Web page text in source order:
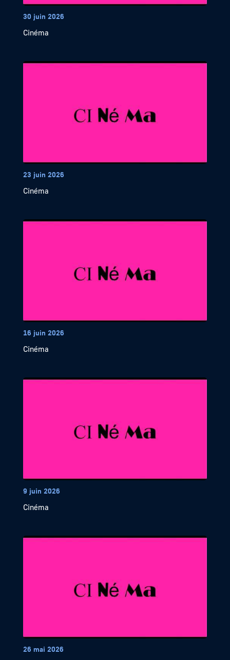
30 juin 2026
Cinéma
23 juin 2026
Cinéma
16 juin 2026
Cinéma
9 juin 2026
Cinéma
26 mai 2026